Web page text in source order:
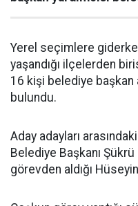
Yerel seçimlere
yaşandığı ilçelerden
16 kişi belediye başkan
bulundu.
Aday adayları
Belediye Başkanı Şükrü
görevden aldığı